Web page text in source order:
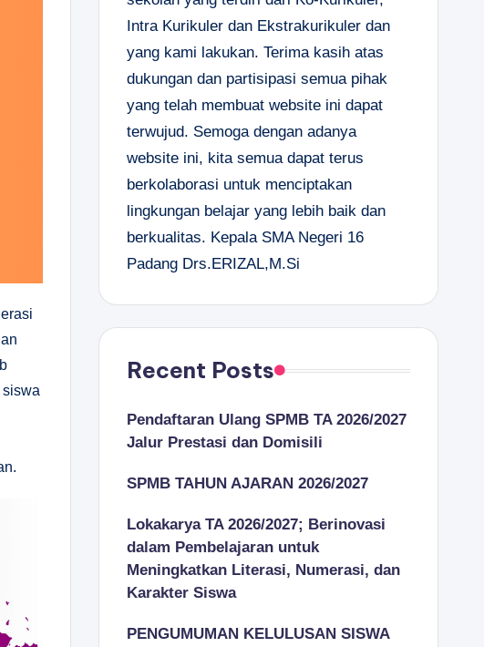
Intra Kurikuler dan Ekstrakurikuler dan
yang kami lakukan. Terima kasih atas
dukungan dan partisipasi semua pihak
yang telah membuat website ini dapat
terwujud. Semoga dengan adanya
website ini, kita semua dapat terus
berkolaborasi untuk menciptakan
lingkungan belajar yang lebih baik dan
berkualitas. Kepala SMA Negeri 16
PadangDrs.ERIZAL,M.Si
Recent Posts
Pendaftaran Ulang SPMB TA 2026/2027
Jalur Prestasi dan Domisili
SPMB TAHUN AJARAN 2026/2027
Lokakarya TA 2026/2027; Berinovasi
dalam Pembelajaran untuk
Meningkatkan Literasi, Numerasi, dan
Karakter Siswa
PENGUMUMAN KELULUSAN SISWA